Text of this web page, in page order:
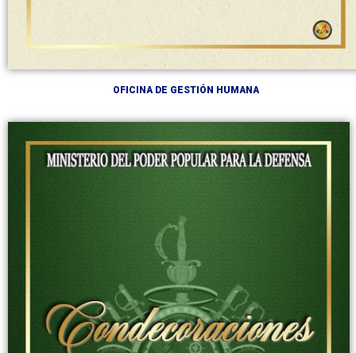
OFICINA DE GESTIÓN HUMANA